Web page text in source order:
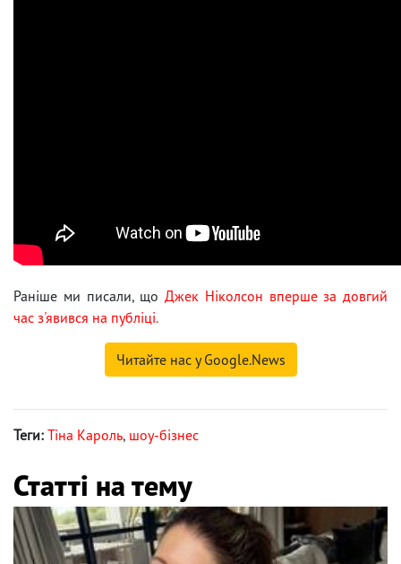
Раніше ми писали, що Джек Ніколсон вперше за довгий
час з'явився на публіці.
Читайте нас у Google.News
Теги: Тіна Кароль, шоу-бізнес
Статті на тему